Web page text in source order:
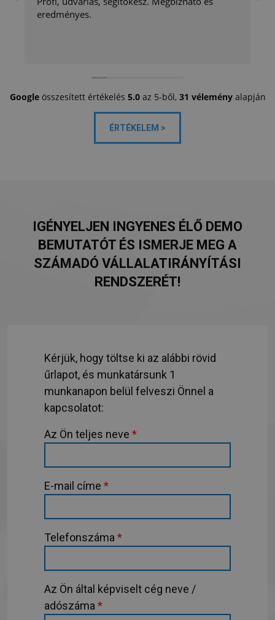
eredményes.
Googleösszesített értékelés 5.0az 5-ből, 31 véleményalapján
ÉRTÉKELEM >
IGÉNYELJEN INGYENES ÉLŐ DEMO
BEMUTATÓT ÉS ISMERJE MEG A
SZÁMADÓ VÁLLALATIRÁNYÍTÁSI
RENDSZERÉT!
Kérjük, hogy töltse ki az alábbi rövid
űrlapot, és munkatársunk 1
munkanapon belül felveszi Önnel a
kapcsolatot:
Az Ön teljes neve *
E-mail címe *
Telefonszáma *
Az Ön által képviselt cég neve /
adószáma *